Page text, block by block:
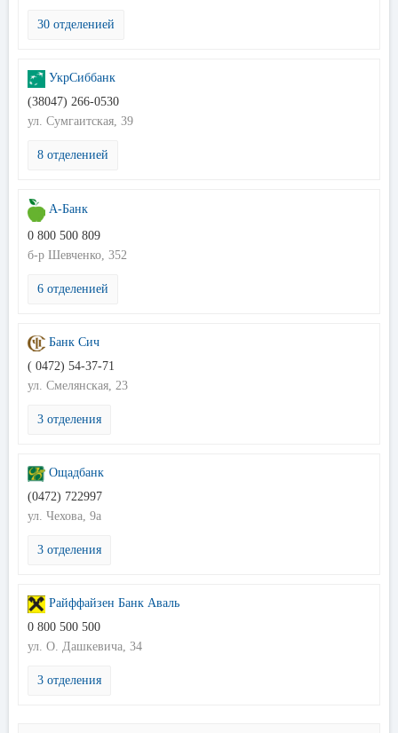
30 отделенией
УкрСиббанк
(38047) 266-0530
ул. Сумгаитская, 39
8 отделенией
А-Банк
0 800 500 809
б-р Шевченко, 352
6 отделенией
Банк Сич
( 0472) 54-37-71
ул. Смелянская, 23
3 отделения
Ощадбанк
(0472) 722997
ул. Чехова, 9а
3 отделения
Райффайзен Банк Аваль
0 800 500 500
ул. О. Дашкевича, 34
3 отделения